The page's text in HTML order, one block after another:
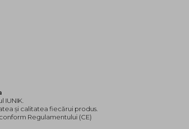
IUNIK.
și calitatea fiecărui produs.
Regulamentului (CE)